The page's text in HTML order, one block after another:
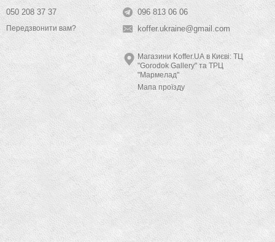
050 208 37 37
Передзвонити вам?
096 813 06 06
koffer.ukraine@gmail.com
Магазини Koffer.UA в Києві: ТЦ
"Gorodok Gallery" та ТРЦ
"Мармелад"
Мапа проїзду